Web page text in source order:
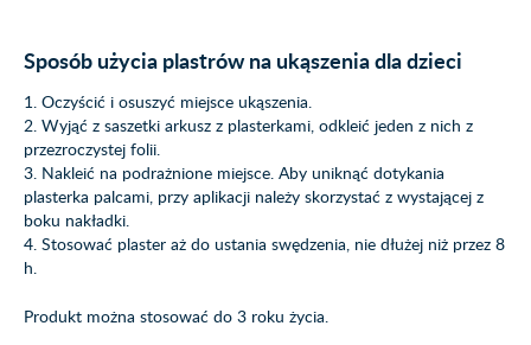
Sposób użycia plastrów na ukąszenia dla dzieci
1. Oczyścić i osuszyć miejsce ukąszenia.
2. Wyjąć z saszetki arkusz z plasterkami, odkleić jeden z nich z
przezroczystej folii.
3. Nakleić na podrażnione miejsce. Aby uniknąć dotykania
plasterka palcami, przy aplikacji należy skorzystać z wystającej z
boku nakładki.
4. Stosować plaster aż do ustania swędzenia, nie dłużej niż przez 8
h.
Produkt można stosować do 3 roku życia.